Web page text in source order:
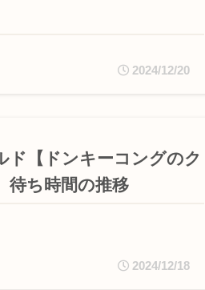
2024/12/20
ド【ドンキーコングのク
待ち時間の推移
2024/12/18